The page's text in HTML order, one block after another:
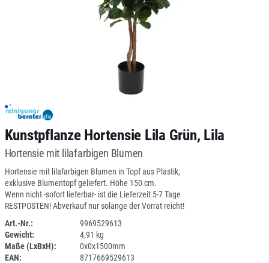
Kunstpflanze Hortensie Lila Grün, Lila
Hortensie mit lilafarbigen Blumen
Hortensie mit lilafarbigen Blumen in Topf aus Plastik,
exklusive Blumentopf geliefert. Höhe 150 cm.
Wenn nicht -sofort lieferbar- ist die Lieferzeit 5-7 Tage
RESTPOSTEN! Abverkauf nur solange der Vorrat reicht!
Art.-Nr.:
9969529613
Gewicht:
4,91 kg
Maße (LxBxH):
0x0x1500mm
EAN:
8717669529613